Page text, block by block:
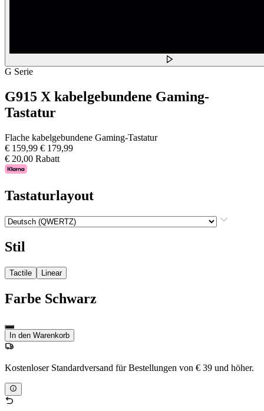
G Serie
G915 X kabelgebundene Gaming-
Tastatur
Flache kabelgebundene Gaming-Tastatur
€ 159,99 € 179,99
€ 20,00 Rabatt
Tastaturlayout
Stil
Tactile Linear
Farbe Schwarz
In den Warenkorb
Kostenloser Standardversand für Bestellungen von € 39 und höher.